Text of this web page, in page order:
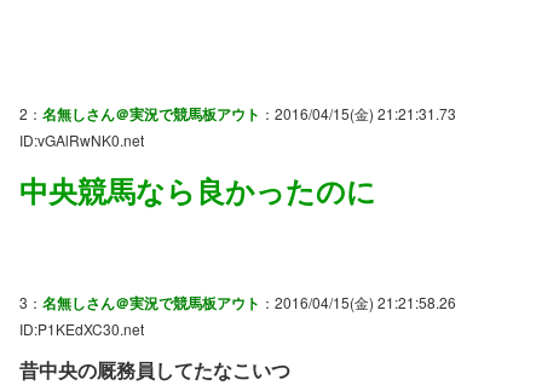
2： 名無しさん＠実況で競馬板アウト ：2016/04/15(金) 21:21:31.73
ID:vGAlRwNK0.net
中央競馬なら良かったのに
3： 名無しさん＠実況で競馬板アウト ：2016/04/15(金) 21:21:58.26
ID:P1KEdXC30.net
昔中央の厩務員してたなこいつ